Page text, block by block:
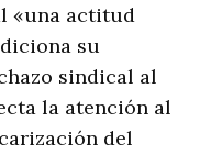
«una actitud
su
sindical al
la atención al
del